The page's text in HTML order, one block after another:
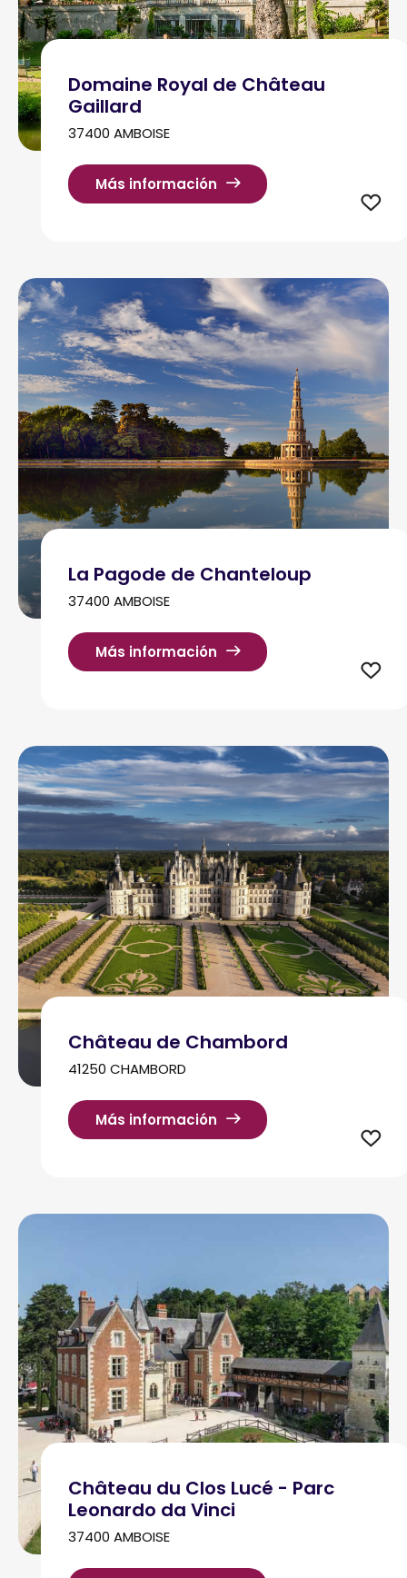
Domaine Royal de Château
Gaillard
37400 AMBOISE
Más información
La Pagode de Chanteloup
37400 AMBOISE
Más información
Château de Chambord
41250 CHAMBORD
Más información
Château du Clos Lucé - Parc
Leonardo da Vinci
37400 AMBOISE